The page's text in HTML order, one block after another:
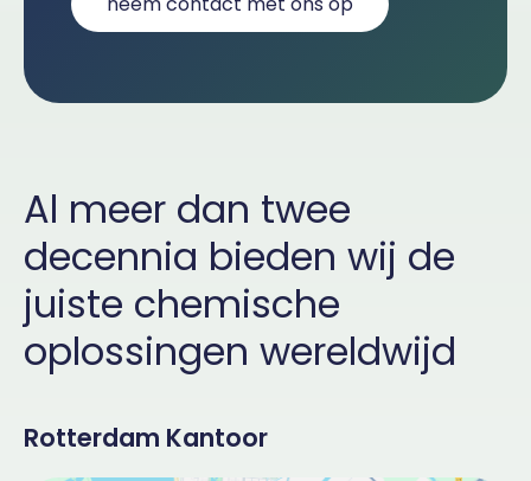
Al meer dan twee
decennia bieden wij de
juiste chemische
oplossingen wereldwijd
Rotterdam Kantoor